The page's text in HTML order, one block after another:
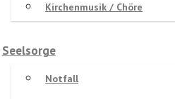
Kirchenmusik / Chöre
Seelsorge
Notfall